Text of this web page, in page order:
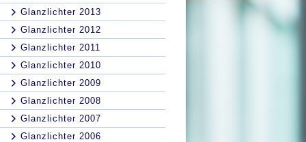
Glanzlichter 2013
Glanzlichter 2012
Glanzlichter 2011
Glanzlichter 2010
Glanzlichter 2009
Glanzlichter 2008
Glanzlichter 2007
Glanzlichter 2006